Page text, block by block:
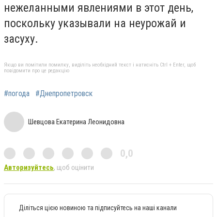
нежеланными явлениями в этот день,
поскольку указывали на неурожай и
засуху.
Якщо ви помітили помилку, виділіть необхідний текст і натисніть Ctrl + Enter, щоб
повідомити про це редакцію
#погода #Днепропетровск
Шевцова Екатерина Леонидовна
0,0
Авторизуйтесь, щоб оцінити
Діліться цією новиною та підписуйтесь на наші канали